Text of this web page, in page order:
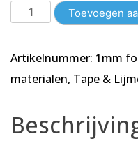
1mm
Foampads
blokjes
5x5mm
Toevoegen
Artikelnummer: 1mm
materialen, Tape &